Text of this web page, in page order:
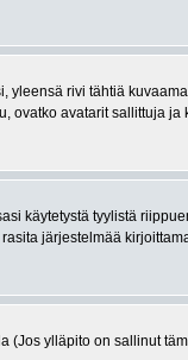
rivi tähtiä
avatarit sallittuja
käytetystä tyylistä
järjestelmää
ylläpito on sallinut